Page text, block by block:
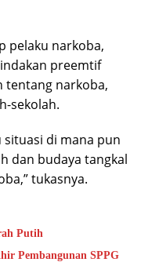
pelaku narkoba,
preemtif
tentang narkoba,
sekolah.
di mana pun
dan budaya tangkal
tukasnya.
Putih
Pembangunan SPPG